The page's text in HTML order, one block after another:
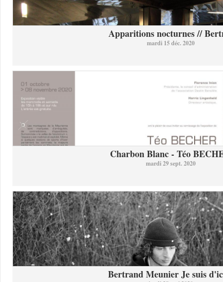
Apparitions nocturnes //
mardi 15 déc. 2020
Charbon Blanc - Téo
mardi 29 sept. 2020
Bertrand Meunier Je suis